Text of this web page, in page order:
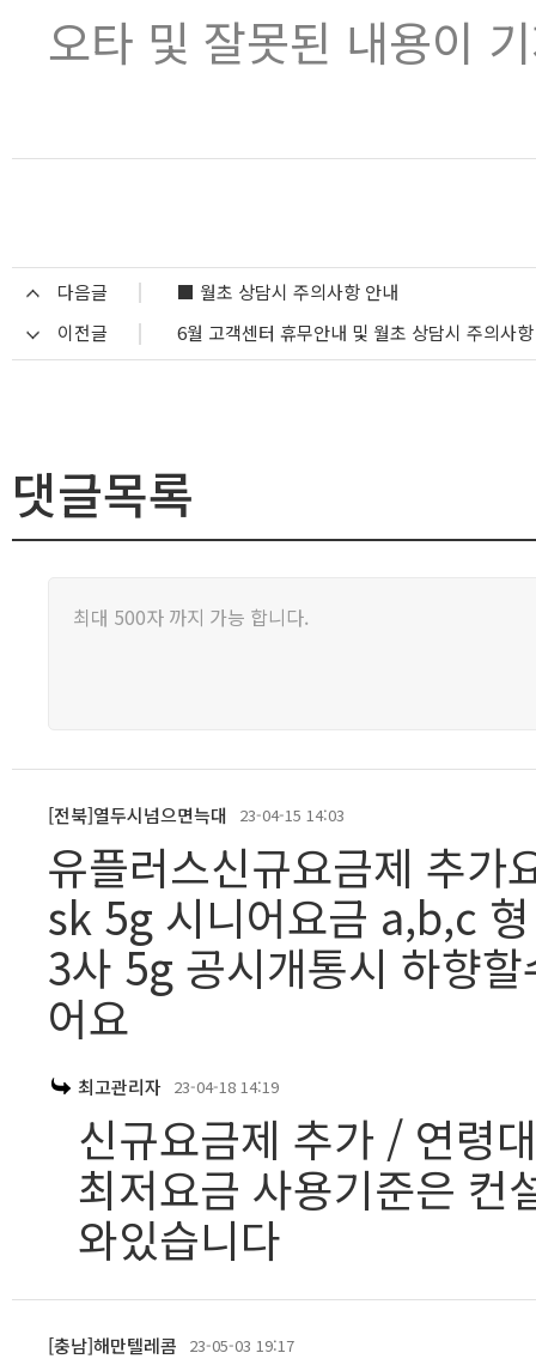
오타 및 잘못된 내용이
다음글
■ 월초 상담시 주의사항 안내
이전글
6월 고객센터 휴무안내 및 월초 상담시 주의사항
댓글목록
[전북]열두시넘으면늑대 23-04-15 14:03
유플러스신규요금제 추가
sk 5g 시니어요금 a,b,c
3사 5g 공시개통시 하향
어요
최고관리자 23-04-18 14:19
신규요금제 추가 / 연령
최저요금 사용기준은 컨
와있습니다
[충남]해만텔레콤 23-05-03 19:17